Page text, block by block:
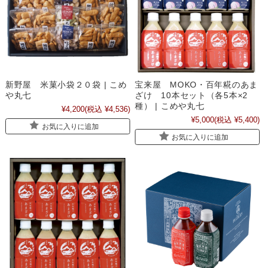
新野屋 米菓小袋２０袋 | こめ
や丸七
¥4,200(税込 ¥4,536)
お気に入りに追加
宝来屋 MOKO・百年糀のあま
ざけ 10本セット（各5本×2
種） | こめや丸七
¥5,000(税込 ¥5,400)
お気に入りに追加